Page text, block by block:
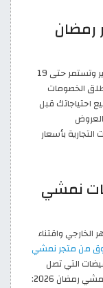
تبدأ عروض نمشي رمضان 2026 يوم 19 من فبراير وتستمر حتى 19
الخصومات
احتياجاتك قبل
بأسعار
نمشي
واقتناء
من متجر نمشي
التي تصل